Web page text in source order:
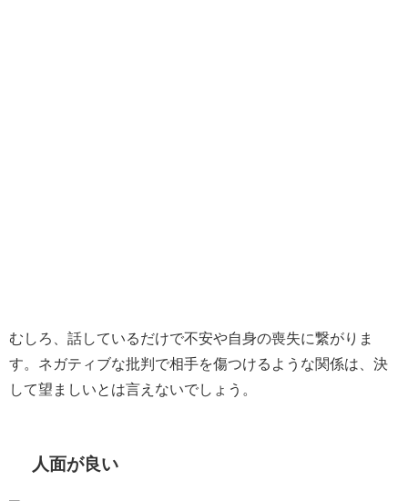
むしろ、話しているだけで不安や自身の喪失に繋がりま
す。ネガティブな批判で相手を傷つけるような関係は、決
して望ましいとは言えないでしょう。
人面が良い